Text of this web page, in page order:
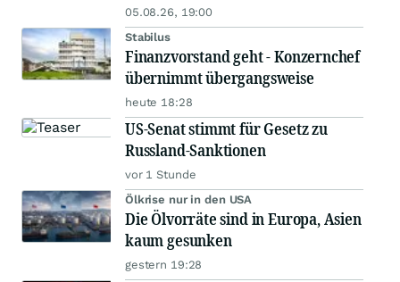
05.08.26, 19:00
Stabilus
Finanzvorstand geht - Konzernchef
übernimmt übergangsweise
heute 18:28
US-Senat stimmt für Gesetz zu
Russland-Sanktionen
vor 1 Stunde
Ölkrise nur in den USA
Die Ölvorräte sind in Europa, Asien
kaum gesunken
gestern 19:28